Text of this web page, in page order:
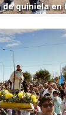
quiniela en